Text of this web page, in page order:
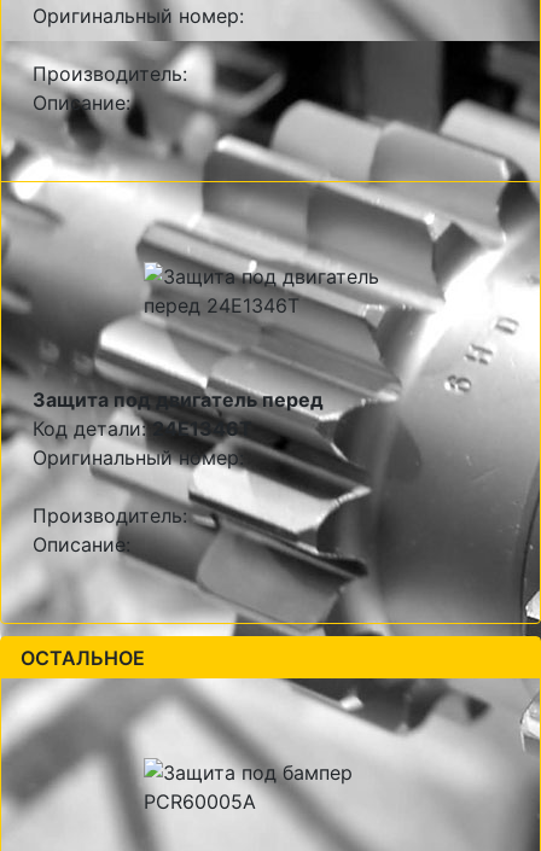
Оригинальный номер:
Производитель:
Описание:
Защита под двигатель перед
Код детали:24E1346T
Оригинальный номер:
Производитель:
Описание:
ОСТАЛЬНОЕ